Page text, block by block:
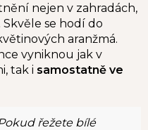
nejen v zahradách,
Skvěle se hodí do
aranžmá.
vyniknou jak v
tak i samostatně ve
řežete bílé